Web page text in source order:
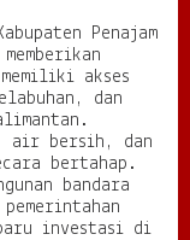
Penajam
akses
dan
air bersih, dan
bertahap.
bandara
investasi di